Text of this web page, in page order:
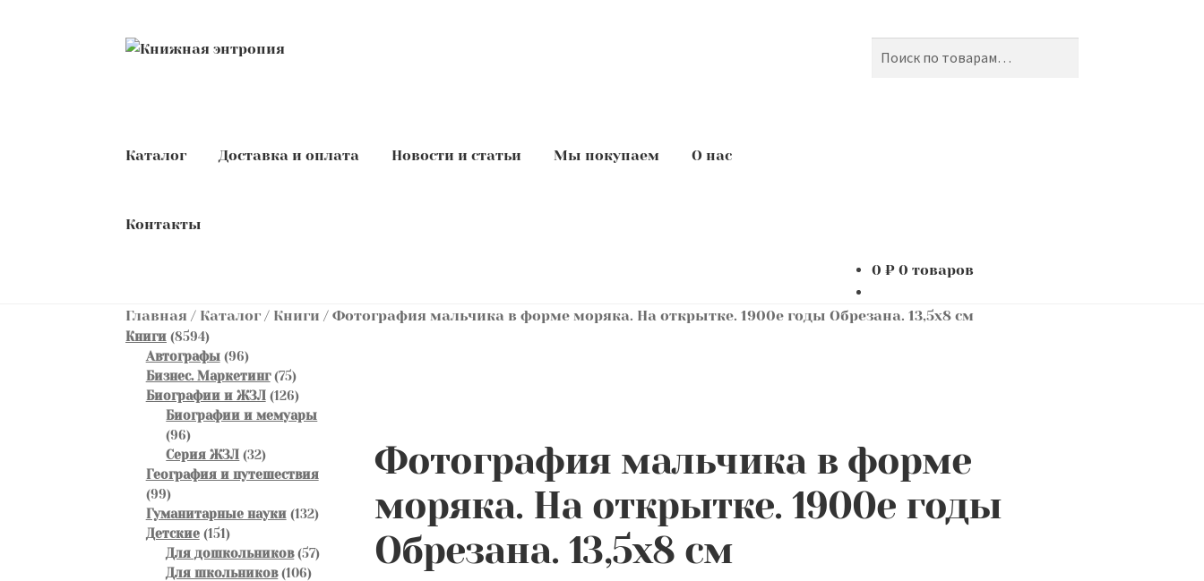
Перейти
Перейти
Каталог Доставка и оплата Новости и статьи Мы покупаем О нас
Контакты
0 ₽ 0 товаров
Главная / Каталог / Книги /Фотография мальчика в форме моряка. На открытке. 1900е годы Обрезана. 13,5х8 см
Фотография мальчика в форме
моряка. На открытке. 1900е годы
Обрезана. 13,5х8 см
Книги 85948594
товара
Автографы 9696
товаров
Бизнес. Маркетинг 7575
товаров
Биографии и ЖЗЛ 126126
товаров
Биографии и мемуары
9696
товаров
Серия ЖЗЛ 3232
товара
География и путешествия
9999
товаров
Гуманитарные науки 132132
Детские 151151
товар
Для дошкольников 5757
Для школьников 106106